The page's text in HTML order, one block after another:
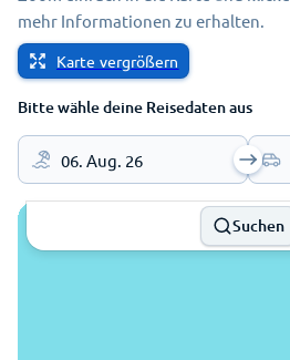
mehr Informationen zu erhalten.
Karte vergrößern
Bitte wähle deine Reisedaten aus
06. Aug. 26
Suchen